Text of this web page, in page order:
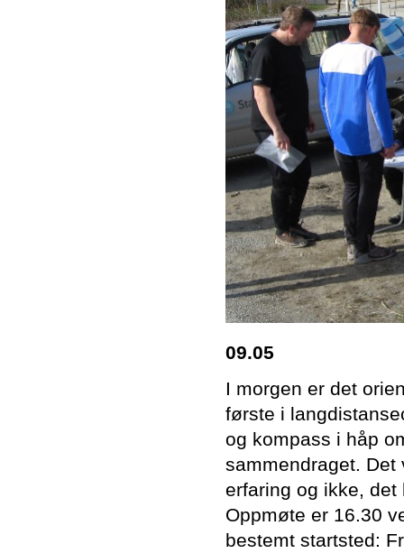
09.05
I morgen er det
første i
og kompass i håp
sammendraget.
erfaring og ikke,
Oppmøte er 16.30
bestemt startsted: